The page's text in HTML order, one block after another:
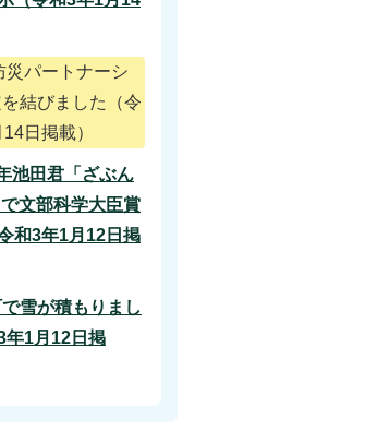
災パートナーシ
結びました（令
日掲載）
池田君「ざぶん
文部科学大臣賞
和3年1月12日掲
雪が積もりまし
年1月12日掲